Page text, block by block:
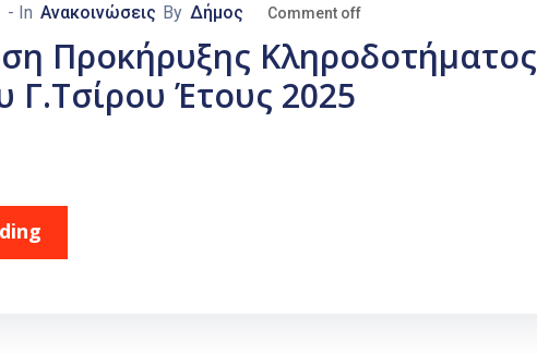
- In Ανακοινώσεις By Δήμος Comment off
Προκήρυξης Κληροδοτήματος
Γ.Τσίρου Έτους 2025